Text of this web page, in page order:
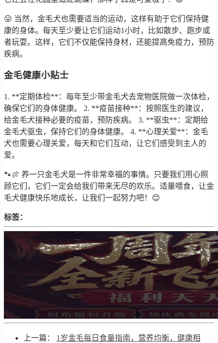
😜 当然，金毛犬也需要适当的运动，这样有助于它们保持健
康的身体。每天至少要让它们运动1小时，比如散步、跑步或
者玩耍。这样，它们不仅能保持身材，还能提高免疫力，预防
疾病。
金毛健康小贴士
1. **定期体检**：每年至少带金毛犬去宠物医院做一次体检，
确保它们的身体健康。 2. **疫苗接种**：按照医生的建议，
给金毛犬接种必要的疫苗，预防疾病。 3. **驱虫**：定期给
金毛犬驱虫，保持它们的身体健康。 4. **心理关爱**：金毛
犬也需要心理关爱，每天和它们互动，让它们感受到主人的
爱。
🐾🍖 养一只金毛犬是一件非常幸福的事情。只要我们用心照
顾它们，它们一定会给我们带来无尽的欢乐。适量喂食，让金
毛犬健康快乐地成长，让我们一起努力吧！😊
标签：
上一篇： 1岁金毛每日食量指南，营养均衡，健康相